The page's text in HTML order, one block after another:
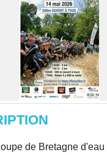
de Bretagne